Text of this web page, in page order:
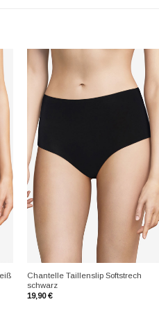
Chantelle Taillenslip Softstrech
schwarz
19,90€